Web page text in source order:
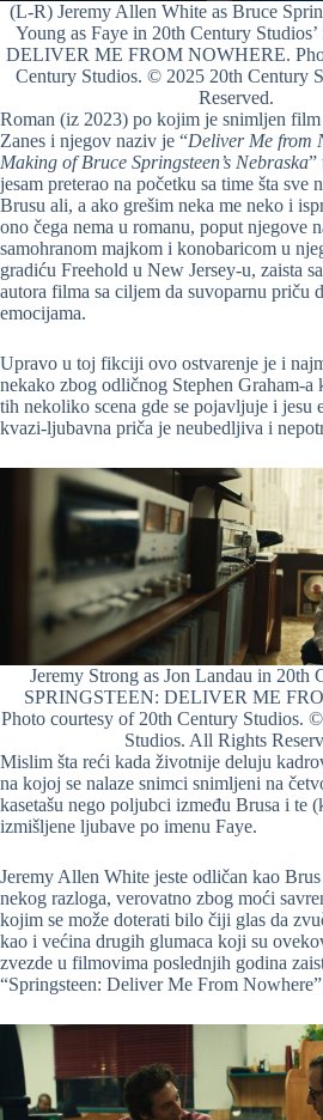
(L-R) Jeremy Allen White as Bruce
Young as Faye in 20th Century
DELIVER ME FROM NOWHERE.
Century Studios. © 2025 20th Century
Reserved.
Roman (iz 2023) po kojim je snimljen film
Zanes i njegov naziv je “Deliver Me from
Making of Bruce Springsteen’s Nebraska”
jesam preterao na početku sa time šta sve
Brusu ali, a ako grešim neka me neko i
ono čega nema u romanu, poput njegove
samohranom majkom i konobaricom u
gradiću Freehold u New Jersey-u, zaista
autora filma sa ciljem da suvoparnu priču
emocijama.
Upravo u toj fikciji ovo ostvarenje je i
nekako zbog odličnog Stephen Graham-a
tih nekoliko scena gde se pojavljuje i jesu
kvazi-ljubavna priča je neubedljiva i
Jeremy Strong as Jon Landau in 20th
SPRINGSTEEN: DELIVER ME
Photo courtesy of 20th Century Studios.
Studios. All Rights
Mislim šta reći kada životnije deluju
na kojoj se nalaze snimci snimljeni na
kasetašu nego poljubci između Brusa i te
izmišljene ljubave po imenu Faye.
Jeremy Allen White jeste odličan kao
nekog razloga, verovatno zbog moći
kojim se može doterati bilo čiji glas da
kao i većina drugih glumaca koji su
zvezde u filmovima poslednjih godina
“Springsteen: Deliver Me From